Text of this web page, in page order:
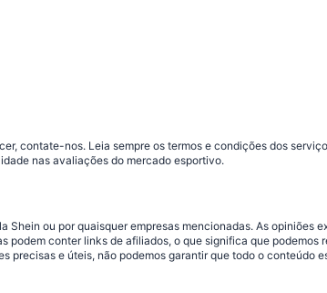
contate-nos. Leia sempre os termos e condições dos
nas avaliações do mercado esportivo.
ou por quaisquer empresas mencionadas. As opiniões
conter links de afiliados, o que significa que
precisas e úteis, não podemos garantir que todo o